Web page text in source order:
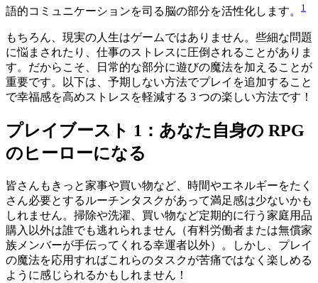
語的コミュニケーションを司る脳の部分を活性化します。 1
もちろん、現実の人生はゲームではありません。些細な問題
に悩まされたり、仕事のストレスに圧倒されることがありま
す。だからこそ、日常的な部分に遊びの魔法を加えることが
重要です。以下は、予期しない方法でプレイを追加すること
で幸福感を高めストレスを軽減する 3 つの楽しい方法です！
プレイブースト 1：あなた自身の RPG
のヒーローになる
皆さんもきっと家事や買い物など、時間やエネルギーをたく
さん必要とするルーチンタスクがあって満足感は少ないかも
しれません。掃除や洗濯、買い物など定期的に行う家庭用品
購入以外は誰でも逃れられません（有料労働者または無償家
族メンバーが手伝ってくれる幸運者以外）。しかし、プレイ
の魔法を応用すればこれらのタスクが苦痛ではなく楽しめる
ように感じられるかもしれません！